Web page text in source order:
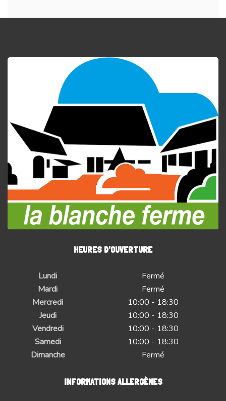
HEURES D'OUVERTURE
Lundi
Fermé
Mardi
Fermé
Mercredi
10:00 - 18:30
Jeudi
10:00 - 18:30
Vendredi
10:00 - 18:30
Samedi
10:00 - 18:30
Dimanche
Fermé
INFORMATIONS ALLERGÈNES